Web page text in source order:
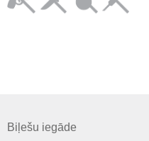
Biļešu iegāde